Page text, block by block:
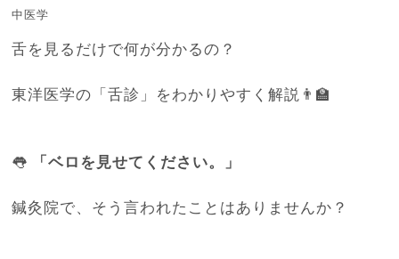
中医学
舌を見るだけで何が分かるの？
東洋医学の「舌診」をわかりやすく解説👨‍🏫
👅 「ベロを見せてください。」
鍼灸院で、そう言われたことはありませんか？